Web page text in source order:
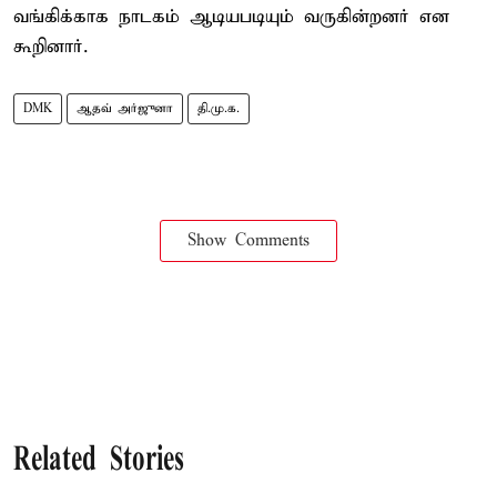
வங்கிக்காக நாடகம் ஆடியபடியும் வருகின்றனர் என
கூறினார்.
DMK ஆதவ் அர்ஜுனா தி.மு.க.
Show Comments
Related Stories